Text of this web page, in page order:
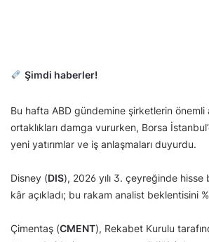
Şimdi haberler!
Bu hafta ABD gündemine şirketlerin önemli
ortaklıkları damga vururken, Borsa
yeni yatırımlar ve iş anlaşmaları duyurdu.
Disney (DIS), 2026 yılı 3. çeyreğinde hisse
kâr açıkladı; bu rakam analist beklentisini
Çimentaş (CMENT), Rekabet Kurulu